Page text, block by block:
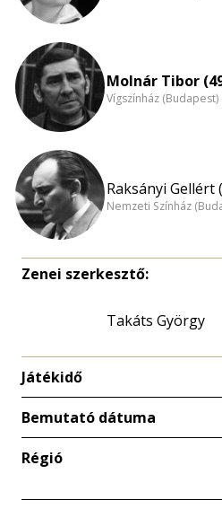
Molnár Tibor
Vígszínház (Budapest)
Raksányi Gellért
Nemzeti Színház
Zenei szerkesztő:
Takáts György
Játékidő
Bemutató dátuma
Régió